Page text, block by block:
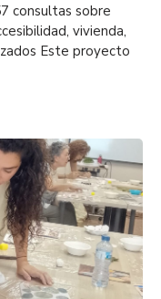
consultas sobre
vivienda,
Este proyecto